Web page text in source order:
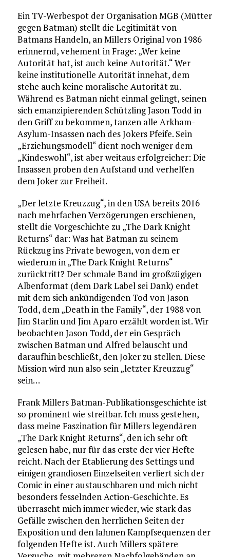
Ein TV-Werbespot der Organisation MGB (Mütter
gegen Batman) stellt die Legitimität von
Batmans Handeln, an Millers Original von 1986
erinnernd, vehement in Frage: „Wer keine
Autorität hat, ist auch keine Autorität.“ Wer
keine institutionelle Autorität innehat, dem
stehe auch keine moralische Autorität zu.
Während es Batman nicht einmal gelingt, seinen
sich emanzipierenden Schützling Jason Todd in
den Griff zu bekommen, tanzen alle Arkham-
Asylum-Insassen nach des Jokers Pfeife. Sein
„Erziehungsmodell“ dient noch weniger dem
„Kindeswohl“, ist aber weitaus erfolgreicher: Die
Insassen proben den Aufstand und verhelfen
dem Joker zur Freiheit.
„Der letzte Kreuzzug“, in den USA bereits 2016
nach mehrfachen Verzögerungen erschienen,
stellt die Vorgeschichte zu „The Dark Knight
Returns“ dar: Was hat Batman zu seinem
Rückzug ins Private bewogen, von dem er
wiederum in „The Dark Knight Returns“
zurücktritt? Der schmale Band im großzügigen
Albenformat (dem Dark Label sei Dank) endet
mit dem sich ankündigenden Tod von Jason
Todd, dem „Death in the Family“, der 1988 von
Jim Starlin und Jim Aparo erzählt worden ist. Wir
beobachten Jason Todd, der ein Gespräch
zwischen Batman und Alfred belauscht und
daraufhin beschließt, den Joker zu stellen. Diese
Mission wird nun also sein „letzter Kreuzzug“
sein…
Frank Millers Batman-Publikationsgeschichte ist
so prominent wie streitbar. Ich muss gestehen,
dass meine Faszination für Millers legendären
„The Dark Knight Returns“, den ich sehr oft
gelesen habe, nur für das erste der vier Hefte
reicht. Nach der Etablierung des Settings und
einigen grandiosen Einzelseiten verliert sich der
Comic in einer austauschbaren und mich nicht
besonders fesselnden Action-Geschichte. Es
überrascht mich immer wieder, wie stark das
Gefälle zwischen den herrlichen Seiten der
Exposition und den lahmen Kampfsequenzen der
folgenden Hefte ist. Auch Millers spätere